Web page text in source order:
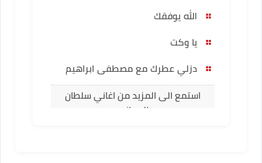
الله يوفقك
يا وكت
دزلي عطرك مع مصطفى ابراهيم
استمع الى المزيد من اغاني سلطان
العماني